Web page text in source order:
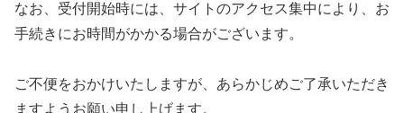
なお、受付開始時には、サイトのアクセス集中により、お
手続きにお時間がかかる場合がございます。
ご不便をおかけいたしますが、あらかじめご了承いただき
ますようお願い申し上げます。